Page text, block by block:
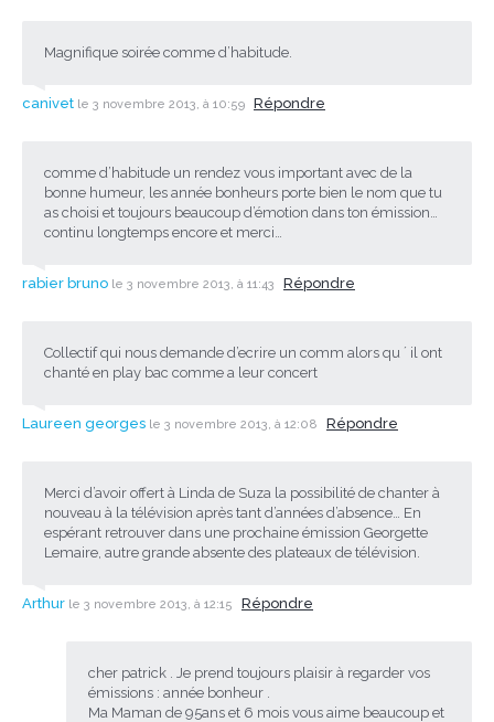
Magnifique soirée comme d’habitude.
canivet le 3 novembre 2013, à 10:59 Répondre
comme d’habitude un rendez vous important avec de la
bonne humeur, les année bonheurs porte bien le nom que tu
as choisi et toujours beaucoup d’émotion dans ton émission…
continu longtemps encore et merci…
rabier bruno le 3 novembre 2013, à 11:43 Répondre
Collectif qui nous demande d’ecrire un comm alors qu ´ il ont
chanté en play bac comme a leur concert
Laureen georges le 3 novembre 2013, à 12:08 Répondre
Merci d’avoir offert à Linda de Suza la possibilité de chanter à
nouveau à la télévision après tant d’années d’absence… En
espérant retrouver dans une prochaine émission Georgette
Lemaire, autre grande absente des plateaux de télévision.
Arthur le 3 novembre 2013, à 12:15 Répondre
cher patrick . Je prend toujours plaisir à regarder vos
émissions : année bonheur .
Ma Maman de 95ans et 6 mois vous aime beaucoup et